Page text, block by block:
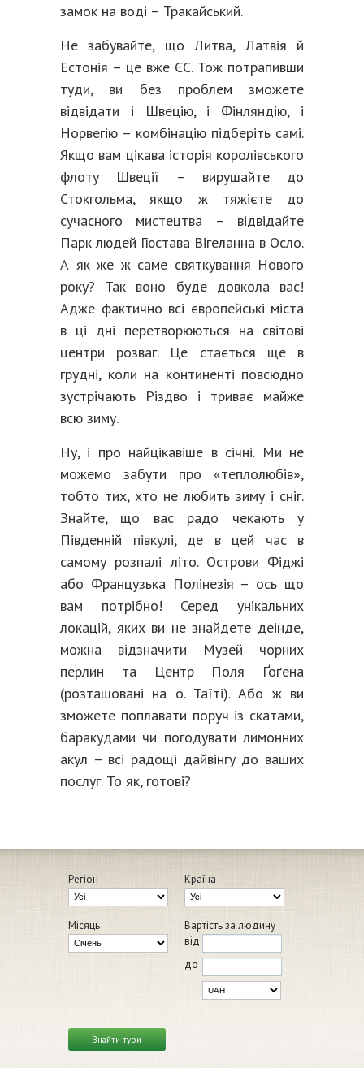
замок на воді – Тракайський.
Не забувайте, що Литва, Латвія й
Естонія – це вже ЄС. Тож потрапивши
туди, ви без проблем зможете
відвідати і Швецію, і Фінляндію, і
Норвегію – комбінацію підберіть самі.
Якщо вам цікава історія королівського
флоту Швеції – вирушайте до
Стокгольма, якщо ж тяжієте до
сучасного мистецтва – відвідайте
Парк людей Гюстава Вігеланна в Осло.
А як же ж саме святкування Нового
року? Так воно буде довкола вас!
Адже фактично всі європейські міста
в ці дні перетворюються на світові
центри розваг. Це стається ще в
грудні, коли на континенті повсюдно
зустрічають Різдво і триває майже
всю зиму.
Ну, і про найцікавіше в січні. Ми не
можемо забути про «теплолюбів»,
тобто тих, хто не любить зиму і сніг.
Знайте, що вас радо чекають у
Південній півкулі, де в цей час в
самому розпалі літо. Острови Фіджі
або Французька Полінезія – ось що
вам потрібно! Серед унікальних
локацій, яких ви не знайдете деінде,
можна відзначити Музей чорних
перлин та Центр Поля Ґоґена
(розташовані на о. Таїті). Або ж ви
зможете поплавати поруч із скатами,
баракудами чи погодувати лимонних
акул – всі радощі дайвінгу до ваших
послуг. То як, готові?
Регіон Країна
Місяць
Вартість за людину
від
до
Знайти тури